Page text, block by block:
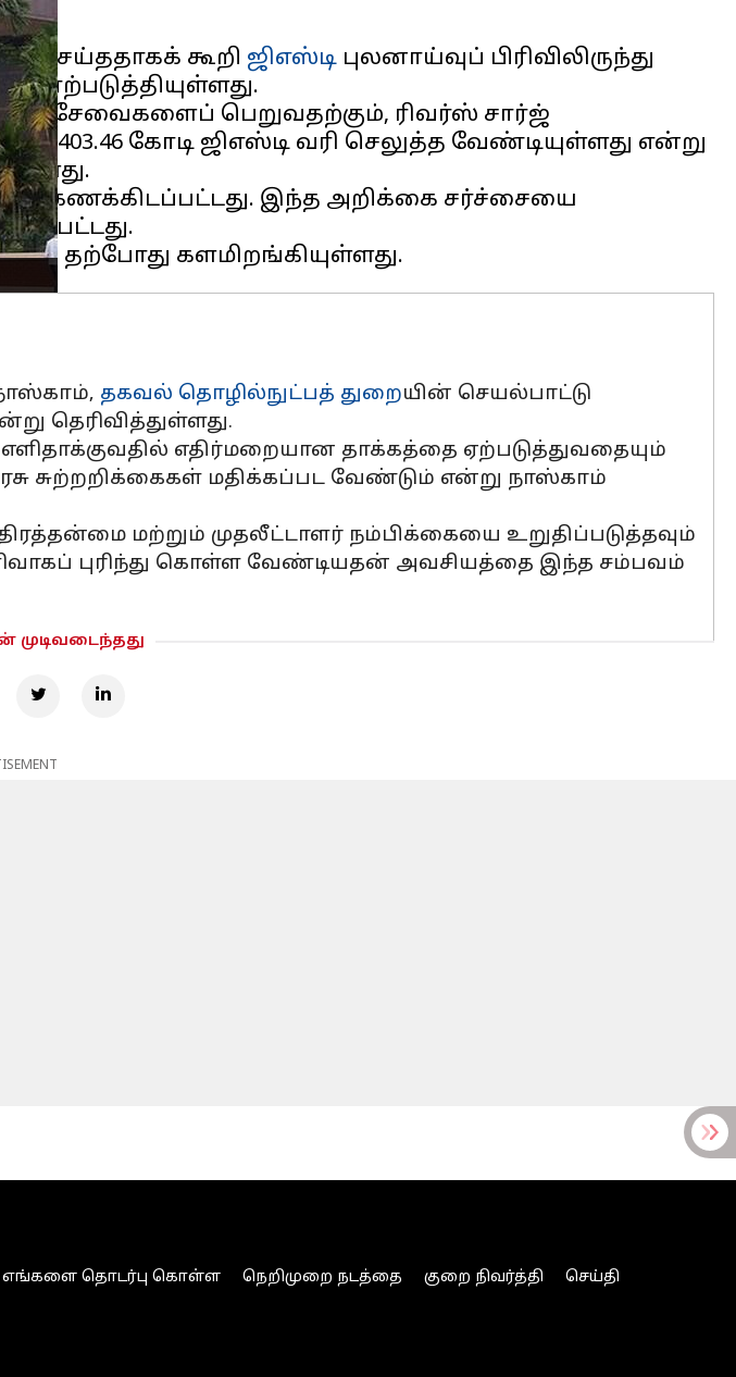
செய்ததாகக் கூறி ஜிஎஸ்டி புலனாய்வுப் பிரிவிலிருந்து
ஏற்படுத்தியுள்ளது.
சேவைகளைப் பெறுவதற்கும், ரிவர்ஸ் சார்ஜ்
கோடி ஜிஎஸ்டி வரி செலுத்த வேண்டியுள்ளது என்று
கணக்கிடப்பட்டது. இந்த அறிக்கை சர்ச்சையை
தகவல் தொழில்நுட்பத் துறையின் செயல்பாட்டு
தெரிவித்துள்ளது.
எதிர்மறையான தாக்கத்தை ஏற்படுத்துவதையும்
சுற்றறிக்கைகள் மதிக்கப்பட வேண்டும் என்று நாஸ்காம்
மற்றும் முதலீட்டாளர் நம்பிக்கையை உறுதிப்படுத்தவும்
புரிந்து கொள்ள வேண்டியதன் அவசியத்தை இந்த சம்பவம்
முடிவடைந்தது
எங்களை தொடர்பு கொள்ள நெறிமுறை நடத்தை குறை நிவர்த்தி
செய்தி